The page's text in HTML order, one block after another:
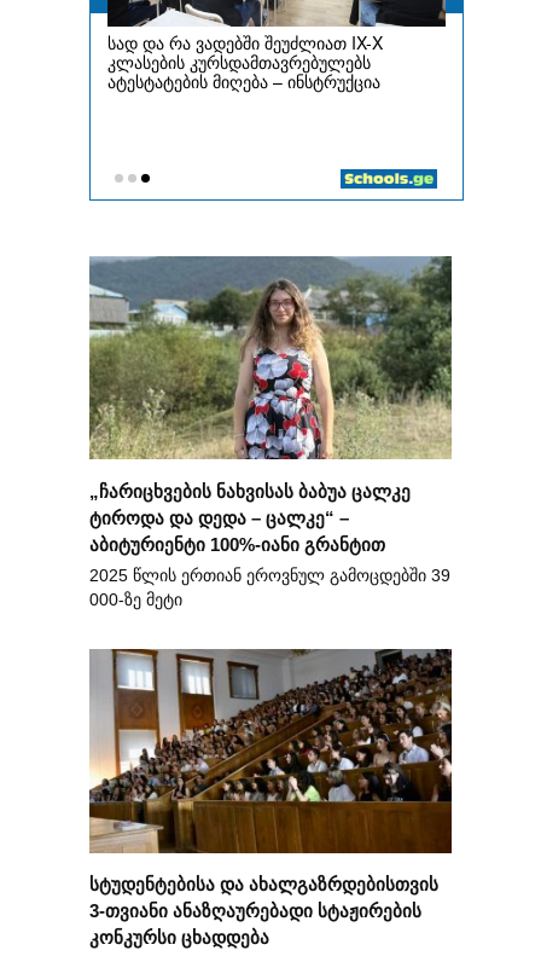
„ჩარიცხვების ნახვისას ბაბუა ცალკე
ტიროდა და დედა – ცალკე“ –
აბიტურიენტი 100%-იანი გრანტით
2025 წლის ერთიან ეროვნულ გამოცდებში 39
000-ზე მეტი
სტუდენტებისა და ახალგაზრდებისთვის
3-თვიანი ანაზღაურებადი სტაჟირების
კონკურსი ცხადდება